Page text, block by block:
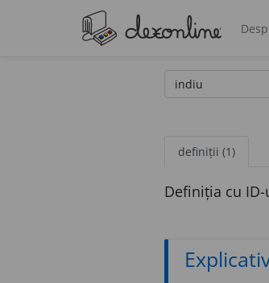
definiții (1)
Definiția cu ID-